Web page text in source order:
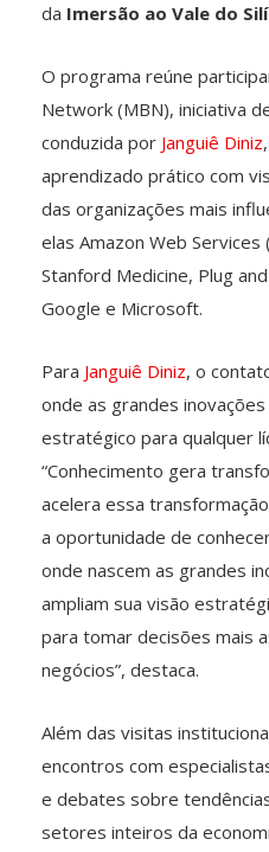
da Imersão ao Vale do
O programa reúne
Network (MBN), iniciativa
conduzida por Janguiê Diniz
aprendizado prático com
das organizações mais
elas Amazon Web
Stanford Medicine, Plug
Google e Microsoft.
Para Janguiê Diniz, o
onde as grandes
estratégico para qualquer
“Conhecimento gera
acelera essa
a oportunidade de
onde nascem as grandes
ampliam sua visão
para tomar decisões mais
negócios”, destaca.
Além das visitas
encontros com
e debates sobre
setores inteiros da